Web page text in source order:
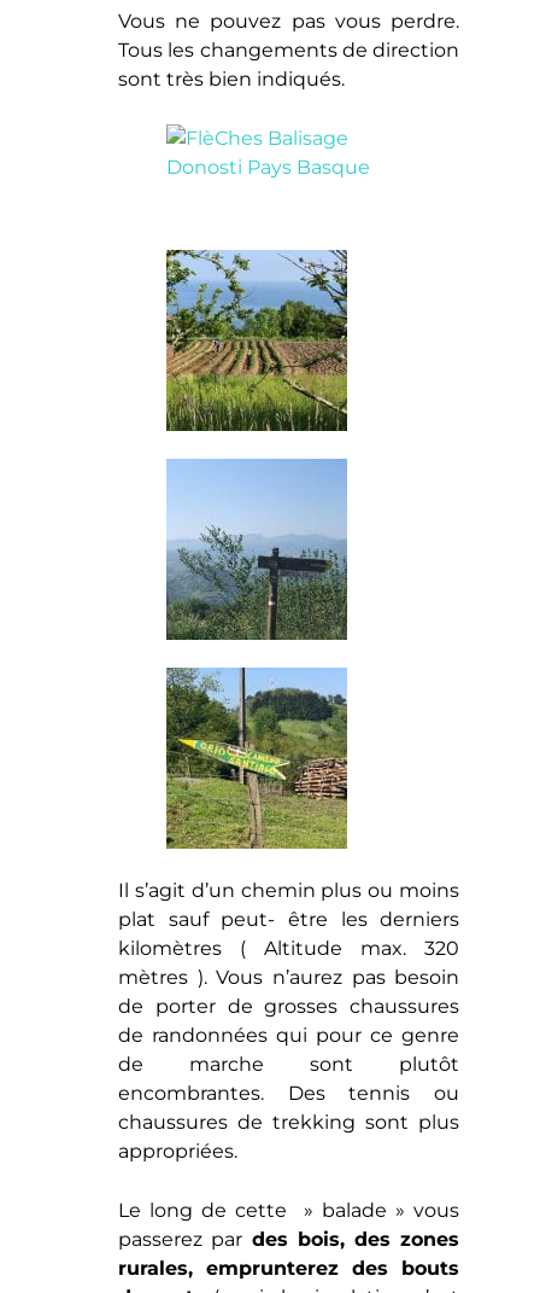
Vous ne pouvez pas vous perdre.
Tous les changements de direction
sont très bien indiqués.
Il s’agit d’un chemin plus ou moins
plat sauf peut- être les derniers
kilomètres ( Altitude max. 320
mètres ). Vous n’aurez pas besoin
de porter de grosses chaussures
de randonnées qui pour ce genre
de marche sont plutôt
encombrantes. Des tennis ou
chaussures de trekking sont plus
appropriées.
Le long de cette » balade » vous
passerez par des bois, des zones
rurales, emprunterez des bouts